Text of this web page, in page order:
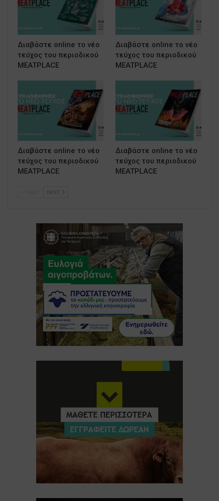
Διαβάστε online το νέο
τεύχος του περιοδικού
MEATPLACE
Διαβάστε online το νέο
τεύχος του περιοδικού
MEATPLACE
Διαβάστε online το νέο
τεύχος του περιοδικού
MEATPLACE
Διαβάστε online το νέο
τεύχος του περιοδικού
MEATPLACE
NEXT